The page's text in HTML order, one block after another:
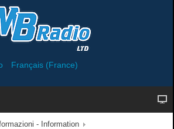
Français (France)
- Information